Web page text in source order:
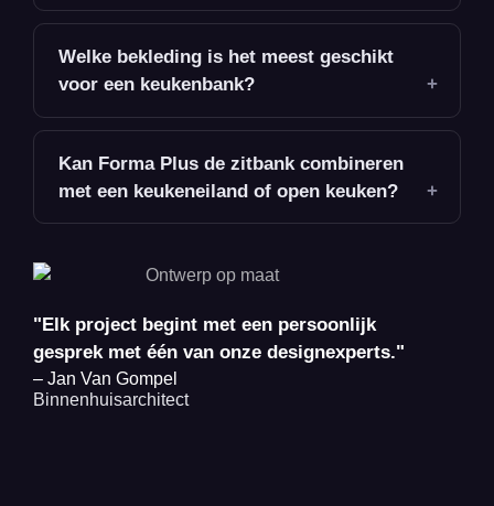
"Elk project begint met een persoonlijk
gesprek met één van onze designexperts."
– Jan Van Gompel
Binnenhuisarchitect
Welke bekleding is het meest geschikt
voor een keukenbank?
Kan Forma Plus de zitbank combineren
met een keukeneiland of open keuken?